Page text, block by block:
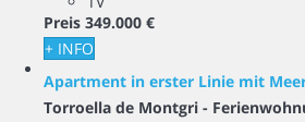
Preis 349.000 €
+ INFO
Apartment in erster Linie mit
Torroella de Montgri -